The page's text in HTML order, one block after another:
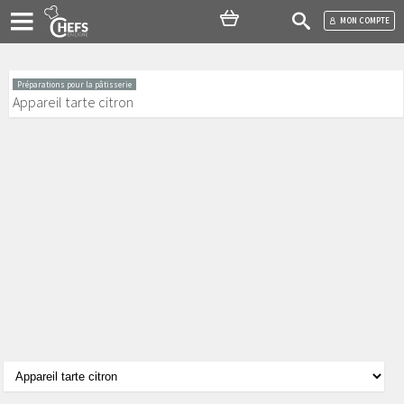
MON COMPTE
Préparations pour la pâtisserie
Appareil tarte citron